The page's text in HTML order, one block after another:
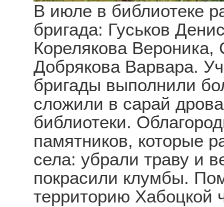
В июле в библиотеке
бригада: Гуськов
Корелякова
Добрякова Варвара.
бригады выполнили
сложили в сарай
библиотеки.
памятников, которые
села: убрали траву и
покрасили клумбы.
территорию Хабоцкой